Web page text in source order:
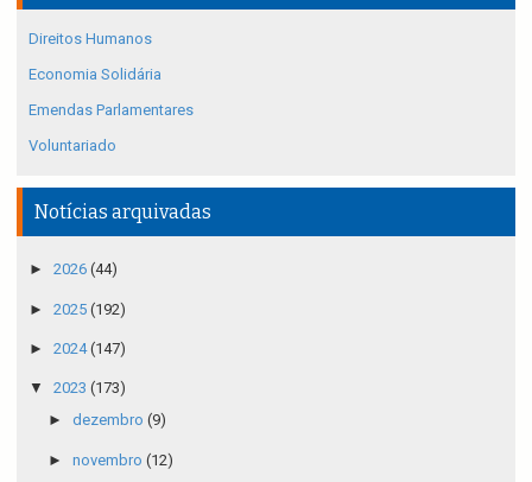
Direitos Humanos
Economia Solidária
Emendas Parlamentares
Voluntariado
Notícias arquivadas
► 2026 (44)
► 2025 (192)
► 2024(147)
▼ 2023 (173)
► dezembro (9)
► novembro (12)